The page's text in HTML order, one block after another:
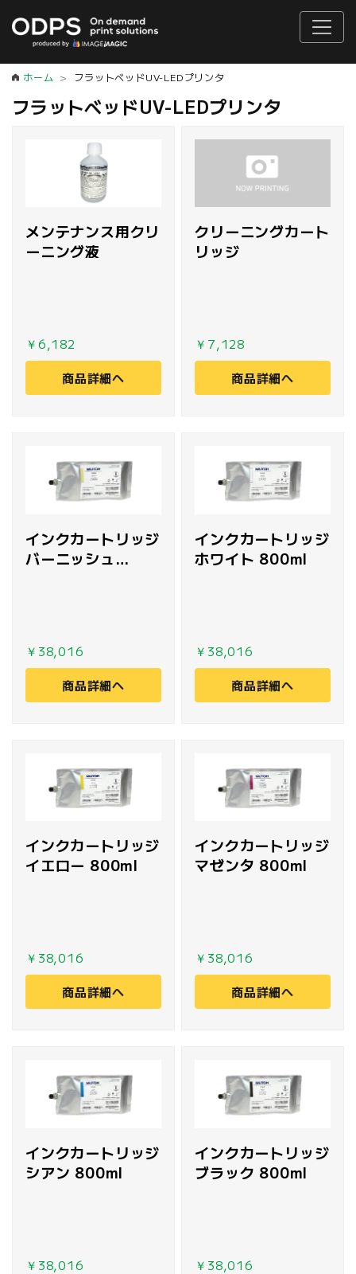
ホーム フラットベッドUV-LEDプリンタ
フラットベッドUV-LEDプリンタ
メンテナンス用クリ
ーニング液
￥6,182
商品詳細へ
クリーニングカート
リッジ
￥7,128
商品詳細へ
インクカートリッジ
バーニッシュ
￥38,016
商品詳細へ
インクカートリッジ
ホワイト 800ml
￥38,016
商品詳細へ
インクカートリッジ
イエロー 800ml
￥38,016
商品詳細へ
インクカートリッジ
マゼンタ 800ml
￥38,016
商品詳細へ
インクカートリッジ
シアン 800ml
￥38,016
インクカートリッジ
ブラック 800ml
￥38,016